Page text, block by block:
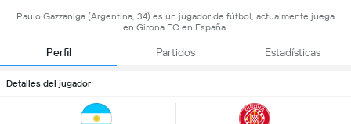
Paulo Gazzaniga (Argentina, 34) es un jugador de fútbol, actualmente juega
en Girona FC en España.
Perfil Partidos Estadísticas
Detalles del jugador